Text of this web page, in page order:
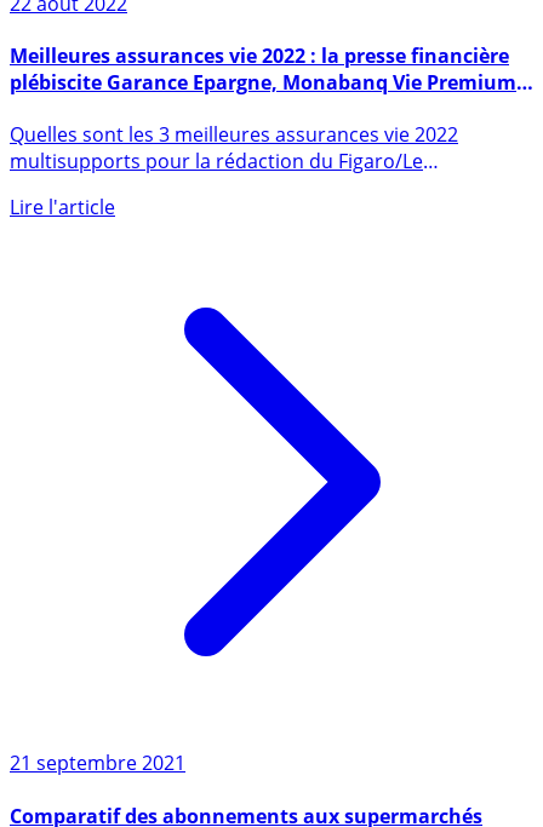
22 août 2022
plébiscite Garance Epargne, Monabanq Vie Premium
et Pro BTP Multisupport Confiance
multisupports pour la rédaction du Figaro/Le
21 septembre 2021